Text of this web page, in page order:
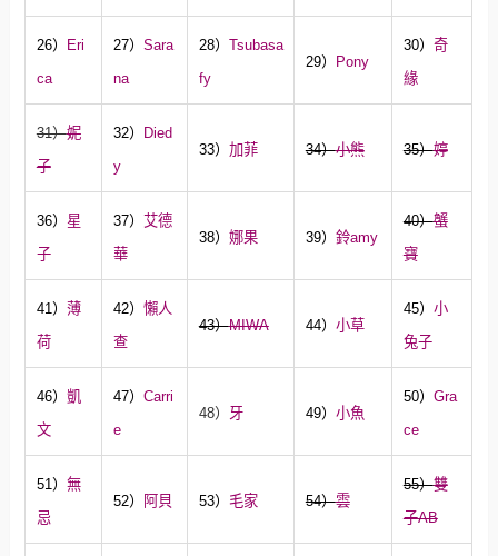
26） Eri
ca
27） Sara
na
28） Tsubasa
fy
29） Pony
30） 奇
緣
31）妮
子
32） Died
y
33） 加菲 34）小熊 35）婷
36） 星
子
37） 艾德
華
38） 娜果 39） 鈴amy
40）蟹
寶
41） 薄
荷
42） 懶人
查
43）MIWA 44） 小草
45） 小
兔子
46） 凱
文
47） Carri
e
48） 牙 49） 小魚
50） Gra
ce
51） 無
忌
52） 阿貝 53） 毛家 54）雲
55）雙
子AB